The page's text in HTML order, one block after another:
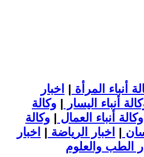
أنباء المرأة | اخبار
أنباء اليسار | وكالة
وكالة أنباء العمال | وكالة
| اخبار الرياضة | اخبار